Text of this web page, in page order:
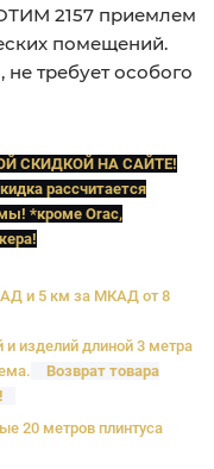
2157 приемлем
помещений.
требует особого
СКИДКОЙ НА САЙТЕ!
рассчитается
*кроме Orac,
и 5 км за МКАД от 8
и изделий длиной 3 метра
Возврат товара
20 метров плинтуса